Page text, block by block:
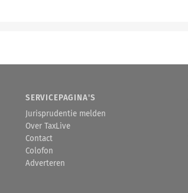
SERVICEPAGINA'S
Jurisprudentie melden
Over TaxLive
Contact
Colofon
Adverteren